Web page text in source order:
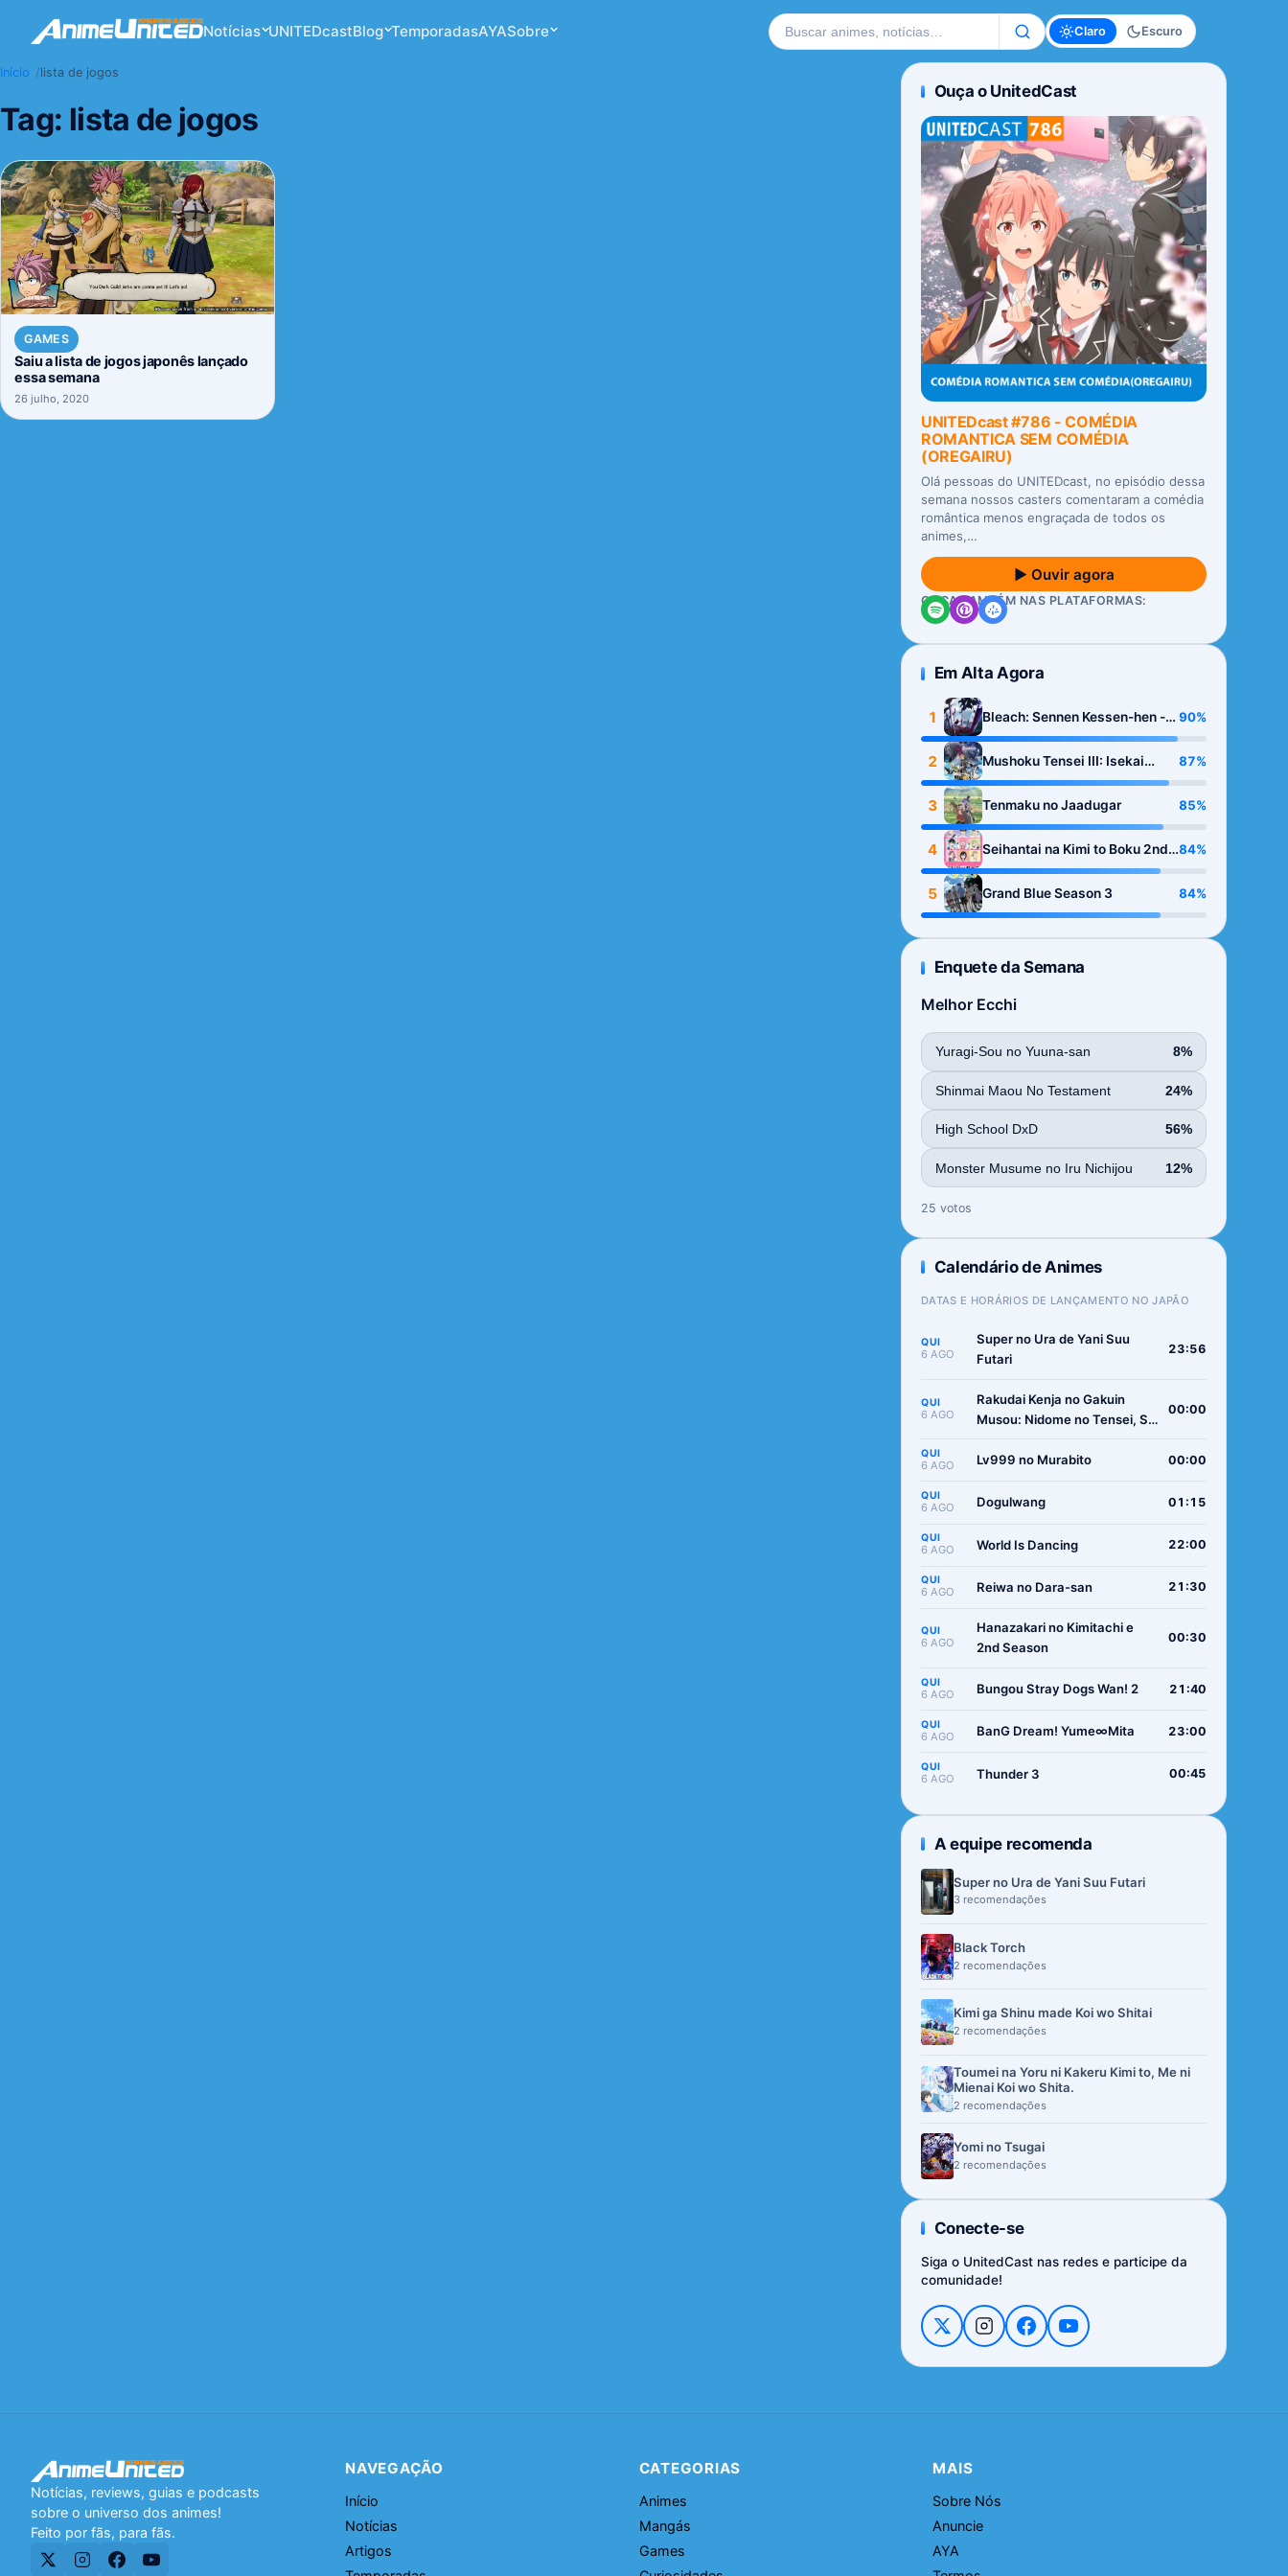
Notícias UNITEDcastBlog TemporadasAYASobre Buscar no site Claro Escuro
Início lista de jogos
Tag: lista de jogos
GAMES
Saiu a lista de jogos japonês lançado
essa semana
26 julho, 2020
Ouça o UnitedCast
UNITEDcast #786 - COMÉDIA
ROMANTICA SEM COMÉDIA
(OREGAIRU)
Olá pessoas do UNITEDcast, no episódio dessa
semana nossos casters comentaram a comédia
romântica menos engraçada de todos os
animes,…
▶ Ouvir agora
OUÇA TAMBÉM NAS PLATAFORMAS:
Em Alta Agora
1
Bleach: Sennen Kessen-hen -
Kashin-tan
90%
2
Mushoku Tensei III: Isekai
Ittara Honki Dasu
87%
3 Tenmaku no Jaadugar 85%
4
Seihantai na Kimi to Boku 2nd
Season
84%
5 Grand Blue Season 3 84%
Enquete da Semana
Melhor Ecchi
Yuragi-Sou no Yuuna-san 8%
Shinmai Maou No Testament 24%
High School DxD 56%
Monster Musume no Iru Nichijou 12%
25 votos
Calendário de Animes
DATAS E HORÁRIOS DE LANÇAMENTO NO JAPÃO
QUI
6 AGO
Super no Ura de Yani Suu
Futari
23:56
QUI
6 AGO
Rakudai Kenja no Gakuin
Musou: Nidome no Tensei, S-
Boukenroku
00:00
QUI
6 AGO Lv999 no Murabito 00:00
QUI
6 AGO Dogulwang 01:15
QUI
6 AGO World Is Dancing 22:00
QUI
6 AGO Reiwa no Dara-san 21:30
QUI
6 AGO
Hanazakari no Kimitachi e
2nd Season
00:30
QUI
6 AGO Bungou Stray Dogs Wan! 2 21:40
QUI
6 AGO BanG Dream! Yume∞Mita 23:00
QUI
6 AGO Thunder 3 00:45
A equipe recomenda
Super no Ura de Yani Suu Futari
3 recomendações
Black Torch
2 recomendações
Kimi ga Shinu made Koi wo Shitai
2 recomendações
Toumei na Yoru ni Kakeru Kimi to, Me ni
Mienai Koi wo Shita.
2 recomendações
Yomi no Tsugai
2 recomendações
Conecte-se
Siga o UnitedCast nas redes e participe da
comunidade!
Notícias, reviews, guias e podcasts
sobre o universo dos animes!
Feito por fãs, para fãs.
NAVEGAÇÃO
Início
Notícias
Artigos
CATEGORIAS
Animes
Mangás
Games
MAIS
Sobre Nós
Anuncie
AYA